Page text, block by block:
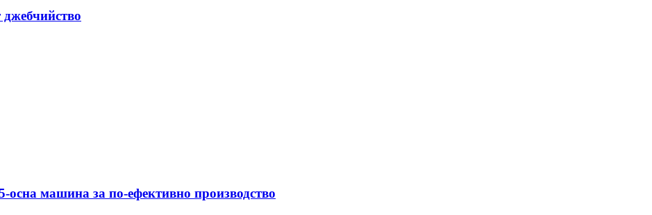
машина за по-ефективно производство